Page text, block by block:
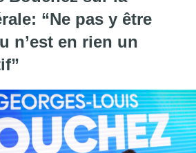
“Ne pas y être
n’est en rien un